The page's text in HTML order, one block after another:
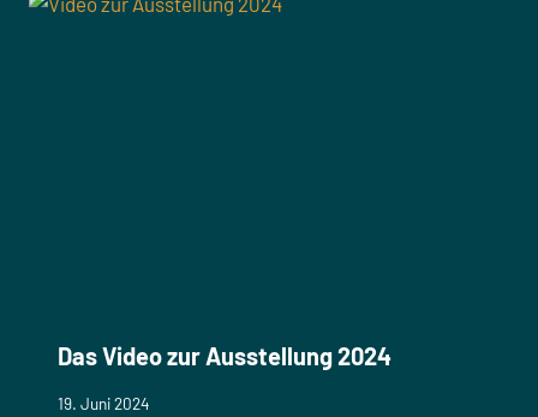
Das Video zur Ausstellung 2024
19. Juni 2024